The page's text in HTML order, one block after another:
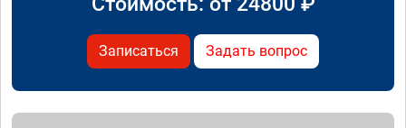
Записаться Задать вопрос